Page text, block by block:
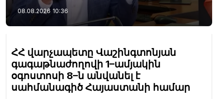
08.08.2026 10:36
ՀՀ վարչապետը Վաշինգտոնյան
գագաթնաժողովի 1–ամյակին
օգոստոսի 8–ն անվանել է
սահմանագիծ Հայաստանի համար